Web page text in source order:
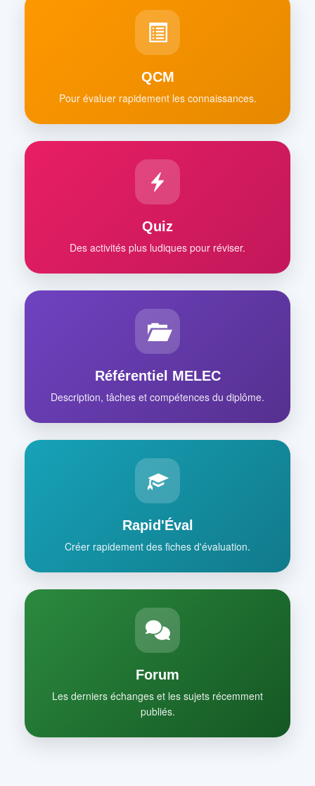
QCM
Pour évaluer rapidement les connaissances.
Quiz
Des activités plus ludiques pour réviser.
Référentiel MELEC
Description, tâches et compétences du diplôme.
Rapid'Éval
Créer rapidement des fiches d'évaluation.
Forum
Les derniers échanges et les sujets récemment
publiés.